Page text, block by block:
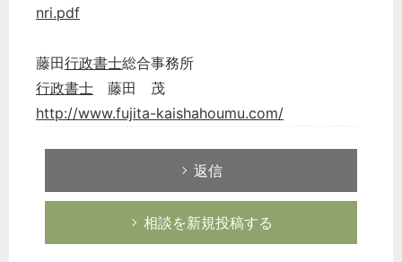
nri.pdf
藤田行政書士総合事務所
行政書士 藤田 茂
http://www.fujita-kaishahoumu.com/
返信
相談を新規投稿する